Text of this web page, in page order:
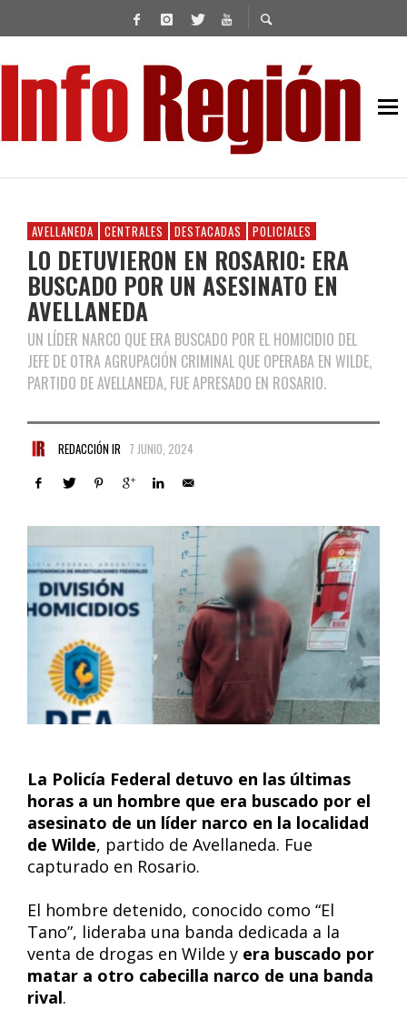
AVELLANEDA CENTRALES DESTACADAS POLICIALES
LO DETUVIERON EN ROSARIO: ERA
BUSCADO POR UN ASESINATO EN
AVELLANEDA
UN LÍDER NARCO QUE ERA BUSCADO POR EL HOMICIDIO DEL
JEFE DE OTRA AGRUPACIÓN CRIMINAL QUE OPERABA EN WILDE,
PARTIDO DE AVELLANEDA, FUE APRESADO EN ROSARIO.
REDACCIÓN IR 7 JUNIO, 2024
La Policía Federal detuvo en las últimas
horas a un hombre que era buscado por el
asesinato de un líder narco en la localidad
de Wilde, partido de Avellaneda. Fue
capturado en Rosario.
El hombre detenido, conocido como “El
Tano”, lideraba una banda dedicada a la
venta de drogas en Wilde y era buscado por
matar a otro cabecilla narco de una banda
rival.